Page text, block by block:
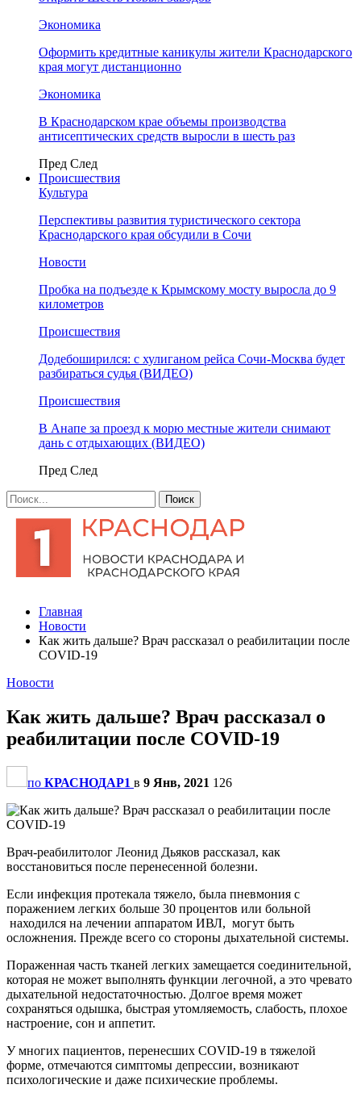
Экономика
Оформить кредитные каникулы жители Краснодарского
края могут дистанционно
Экономика
В Краснодарском крае объемы производства
антисептических средств выросли в шесть раз
Пред След
Происшествия
Культура
Перспективы развития туристического сектора
Краснодарского края обсудили в Сочи
Новости
Пробка на подъезде к Крымскому мосту выросла до 9
километров
Происшествия
Додебоширился: с хулиганом рейса Сочи-Москва будет
разбираться судья (ВИДЕО)
Происшествия
В Анапе за проезд к морю местные жители снимают
дань с отдыхающих (ВИДЕО)
Пред След
Главная
Новости
Как жить дальше? Врач рассказал о реабилитации после
COVID-19
Новости
Как жить дальше? Врач рассказал о
реабилитации после COVID-19
по КРАСНОДАР1 в 9 Янв, 2021 126
Врач-реабилитолог Леонид Дьяков рассказал, как
восстановиться после перенесенной болезни.
Если инфекция протекала тяжело, была пневмония с
поражением легких больше 30 процентов или больной
находился на лечении аппаратом ИВЛ, могут быть
осложнения. Прежде всего со стороны дыхательной системы.
Пораженная часть тканей легких замещается соединительной,
которая не может выполнять функции легочной, а это чревато
дыхательной недостаточностью. Долгое время может
сохраняться одышка, быстрая утомляемость, слабость, плохое
настроение, сон и аппетит.
У многих пациентов, перенесших COVID-19 в тяжелой
форме, отмечаются симптомы депрессии, возникают
психологические и даже психические проблемы.